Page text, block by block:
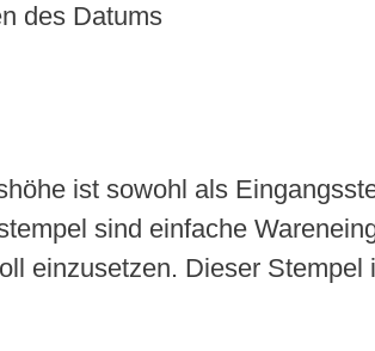
des Datums
ist sowohl als
sind einfache
einzusetzen. Dieser